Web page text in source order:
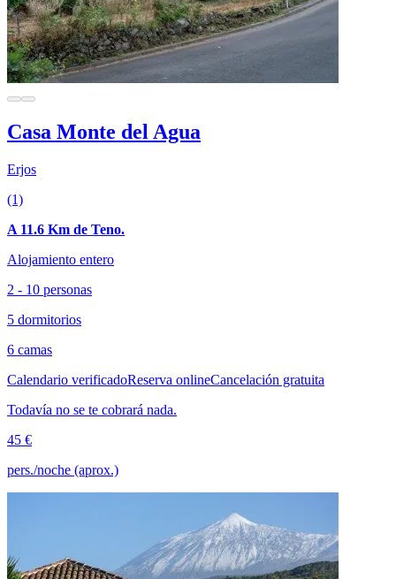
Casa Monte del Agua
Erjos
(1)
A 11.6 Km de Teno.
Alojamiento entero
2 - 10 personas
5 dormitorios
6 camas
Calendario verificadoReserva onlineCancelación gratuita
Todavía no se te cobrará nada.
45 €
pers./noche (aprox.)